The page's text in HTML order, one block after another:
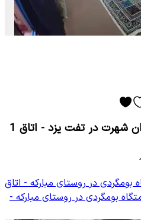
شهرت در تفت یزد - اتاق 1
بومگردی در روستای مبارکه - اتاق
بومگردی در روستای مبارکه -